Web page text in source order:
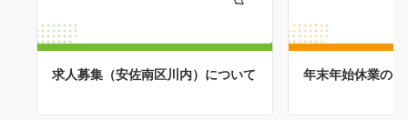
求人募集（安佐南区川内）について 年末年始休業の